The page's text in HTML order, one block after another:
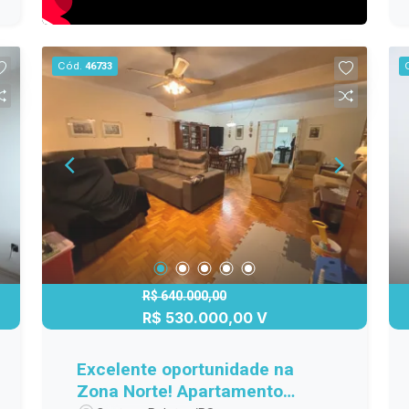
Cód. 46733
R$ 640.000,00
R$ 530.000,00 V
Excelente oportunidade na
Zona Norte! Apartamento